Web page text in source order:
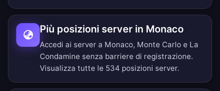
Più posizioni server in Monaco
Accedi ai server a Monaco, Monte Carlo e La
Condamine senza barriere di registrazione.
Visualizza tutte le 534 posizioni server.